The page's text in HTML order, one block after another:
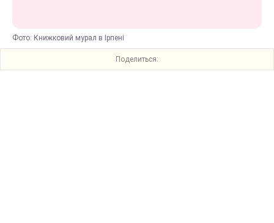
Фото: Книжковий мурал в Ірпені
Поделиться: